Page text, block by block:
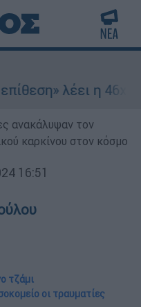
λέει η 46χρονη -
ανακάλυψαν τον
καρκίνου στον κόσμο
16:51
τζάμι
οι τραυματίες